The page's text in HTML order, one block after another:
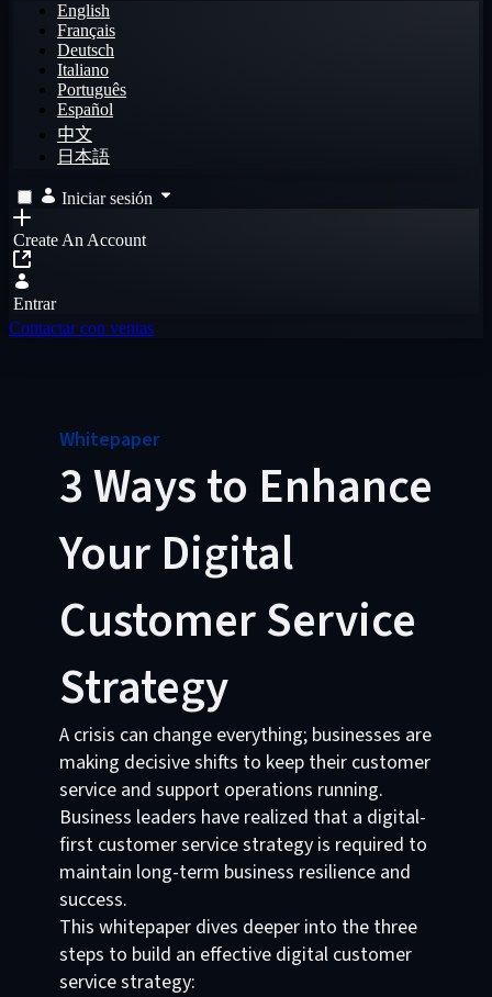
English
Français
Deutsch
Italiano
Português
Español
中文
日本語
Iniciar sesión
Create An Account
Entrar
Contactar con ventas
Whitepaper
3 Ways to Enhance
Your Digital
Customer Service
Strategy
A crisis can change everything; businesses are
making decisive shifts to keep their customer
service and support operations running.
Business leaders have realized that a digital-
first customer service strategy is required to
maintain long-term business resilience and
success.
This whitepaper dives deeper into the three
steps to build an effective digital customer
service strategy: